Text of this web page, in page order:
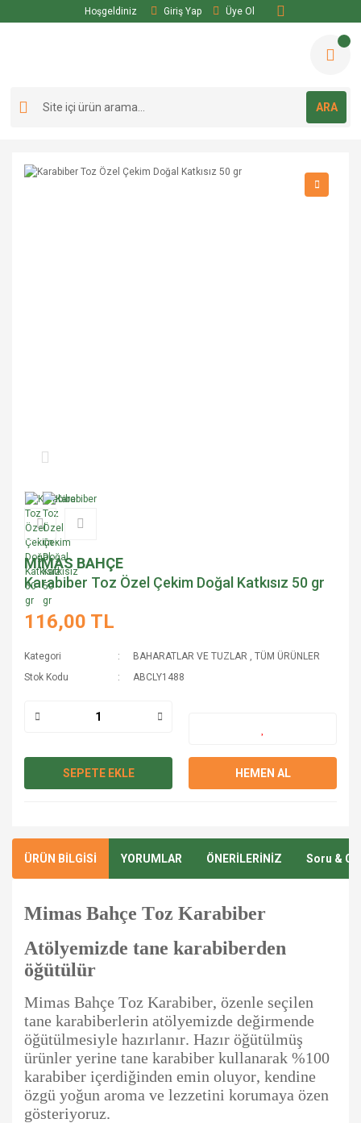
Hoşgeldiniz Giriş Yap Üye Ol
ARA
MİMAS BAHÇE
Karabiber Toz Özel Çekim Doğal Katkısız 50 gr
116,00 TL
Kategori BAHARATLAR VE TUZLAR ,TÜM ÜRÜNLER
Stok Kodu
ABCLY1488
SEPETE EKLE HEMEN AL
ÜRÜN BİLGİSİ YORUMLAR ÖNERİLERİNİZ Soru &
Mimas Bahçe Toz Karabiber
Atölyemizde tane karabiberden
öğütülür
Mimas Bahçe Toz Karabiber, özenle seçilen
tane karabiberlerin atölyemizde değirmende
öğütülmesiyle hazırlanır. Hazır öğütülmüş
ürünler yerine tane karabiber kullanarak %100
karabiber içerdiğinden emin oluyor, kendine
özgü yoğun aroma ve lezzetini korumaya özen
gösteriyoruz.